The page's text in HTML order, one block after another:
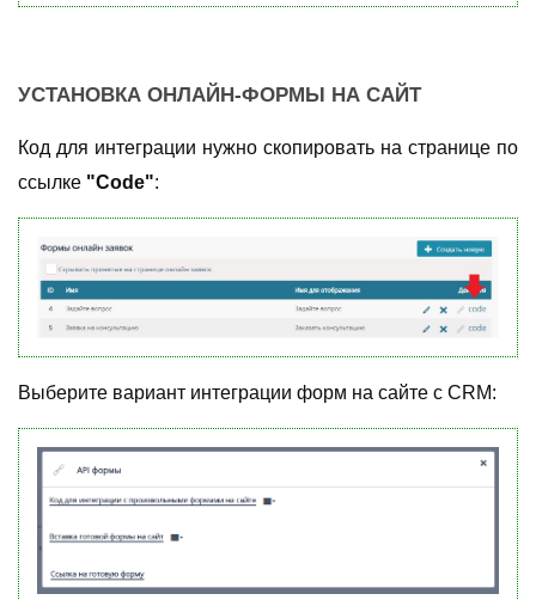
УСТАНОВКА ОНЛАЙН-ФОРМЫ НА САЙТ
Код для интеграции нужно скопировать на странице по
ссылке "Code":
Выберите вариант интеграции форм на сайте с CRM: